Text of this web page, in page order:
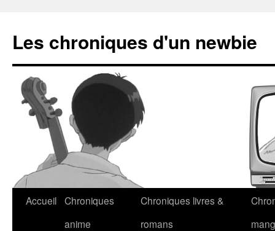
Les chroniques d'un newbie
Accueil Chroniques
anime
Chroniques livres &
romans